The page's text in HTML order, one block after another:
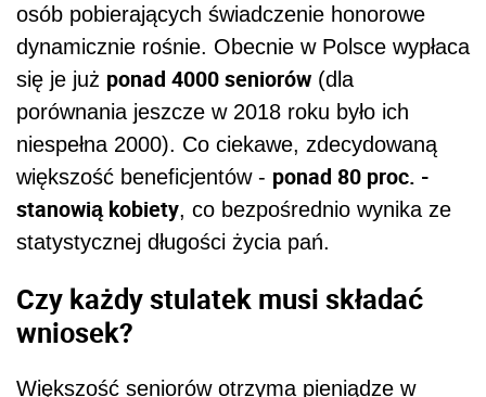
osób pobierających świadczenie honorowe
dynamicznie rośnie. Obecnie w Polsce wypłaca
się je już ponad 4000 seniorów (dla
porównania jeszcze w 2018 roku było ich
niespełna 2000). Co ciekawe, zdecydowaną
większość beneficjentów - ponad 80 proc. -
stanowią kobiety, co bezpośrednio wynika ze
statystycznej długości życia pań.
Czy każdy stulatek musi składać
wniosek?
Większość seniorów otrzyma pieniądze w